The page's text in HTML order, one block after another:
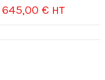
645,00 € HT